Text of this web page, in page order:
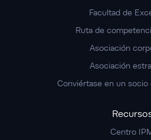
Facultad de
Ruta de
Asociación
Asociación
Conviértase en un
Centro